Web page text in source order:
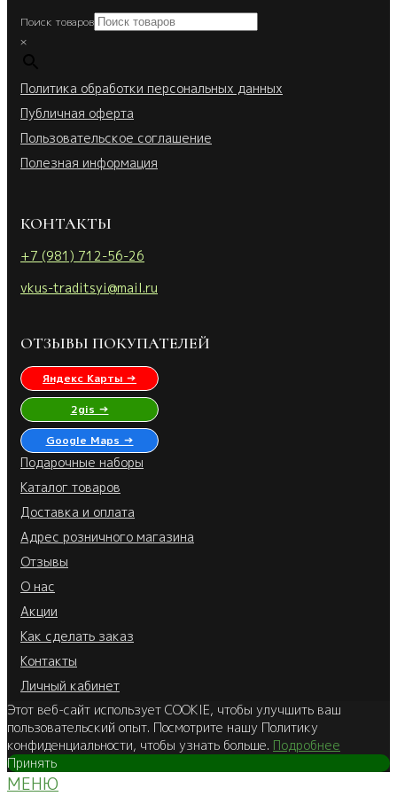
Поиск товаров
×
Политика обработки персональных данных
Публичная оферта
Пользовательское соглашение
Полезная информация
КОНТАКТЫ
+7 (981) 712-56-26
vkus-traditsyi@mail.ru
ОТЗЫВЫ ПОКУПАТЕЛЕЙ
Яндекс Карты →
2gis →
Google Maps →
Подарочные наборы
Каталог товаров
Доставка и оплата
Адрес розничного магазина
Отзывы
О нас
Акции
Как сделать заказ
Контакты
Личный кабинет
Этот веб-сайт использует COOKIE, чтобы улучшить ваш
пользовательский опыт. Посмотрите нашу Политику
конфиденциальности, чтобы узнать больше. Подробнее
Принять
МЕНЮ